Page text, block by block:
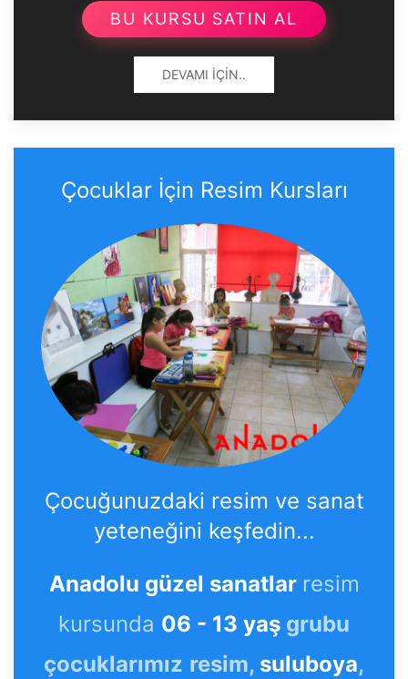
BU KURSU SATIN AL
DEVAMI İÇIN..
Çocuklar İçin Resim Kursları
Çocuğunuzdaki resim ve sanat
yeteneğini keşfedin...
Anadolu güzel sanatlar resim
kursunda 06 - 13 yaş grubu
çocuklarımız resim, suluboya,